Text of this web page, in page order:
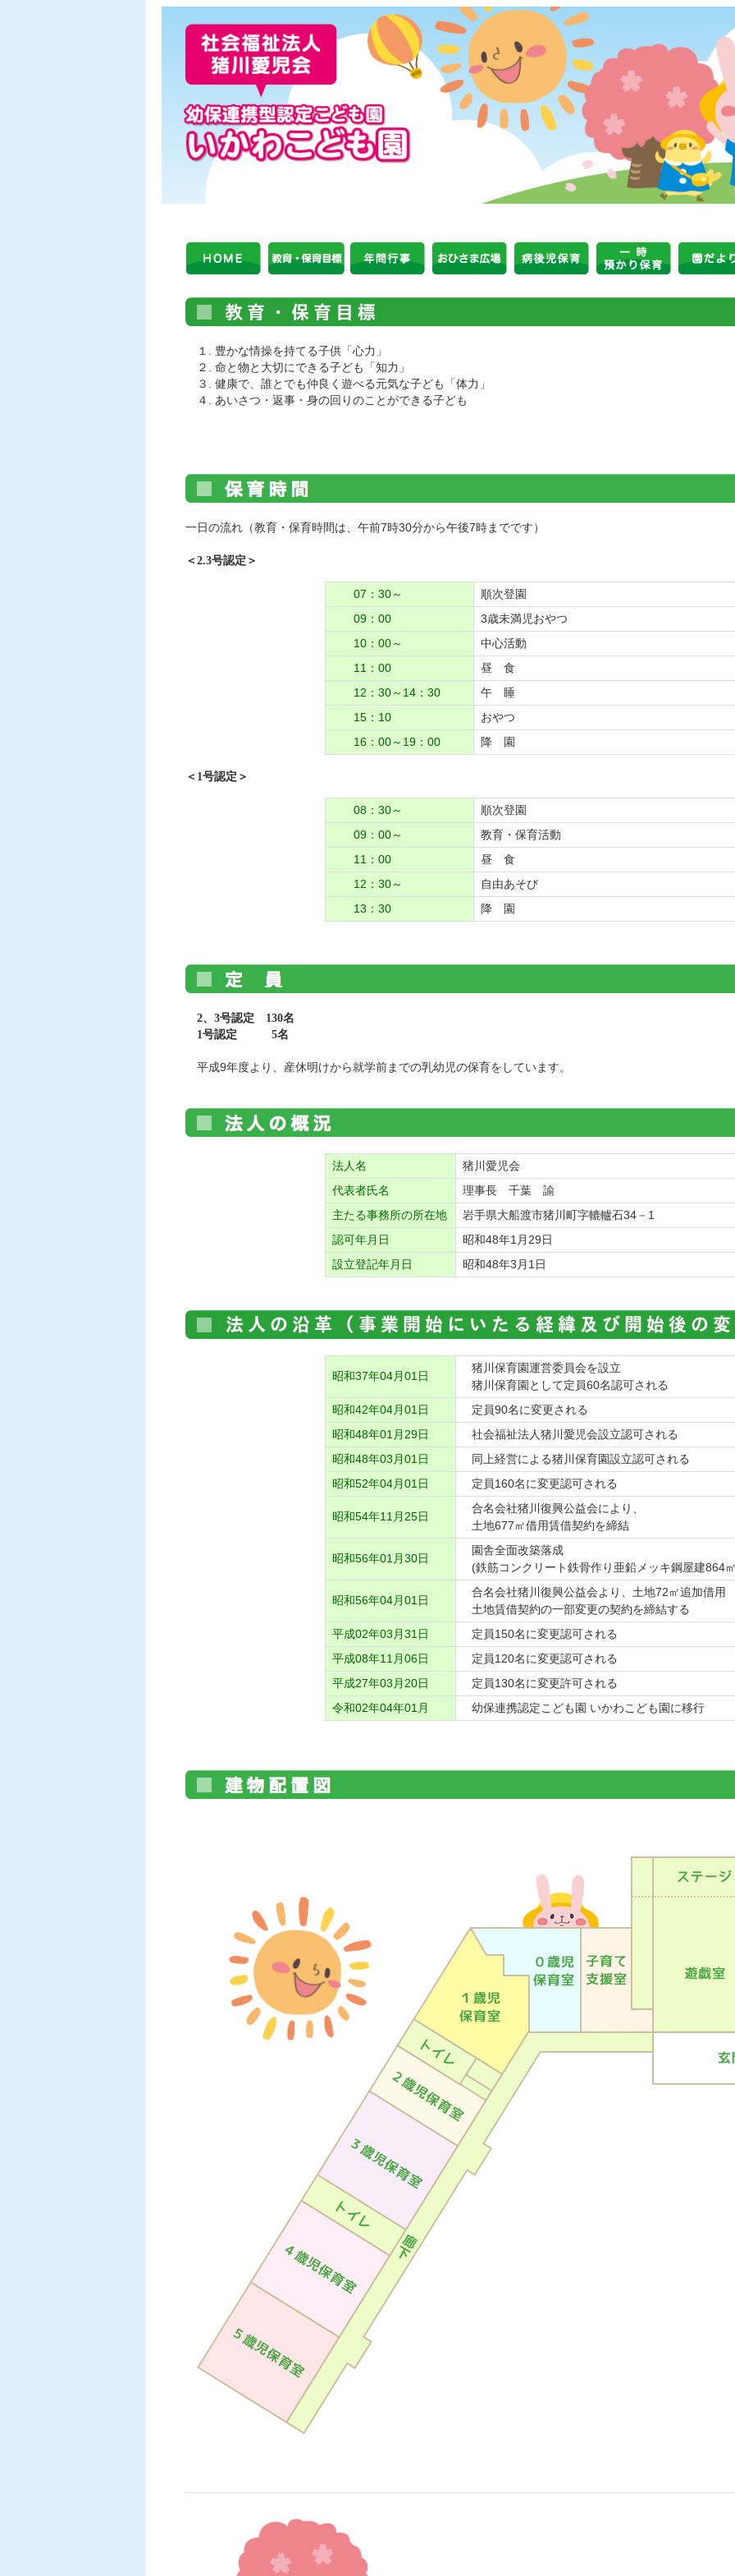
１. 豊かな情操を持てる子供「心力」
２. 命と物と大切にできる子ども「知力」
３. 健康で、誰とでも仲良く遊べる元気な子ども「体力」
４. あいさつ・返事・身の回りのことができる子ども
一日の流れ（教育・保育時間は、午前7時30分から午後7時までです）
＜2.3号認定＞
07：30～
順次登園
09：00
3歳未満児おやつ
10：00～
中心活動
11：00
昼 食
12：30～14：30
午 睡
15：10
おやつ
16：00～19：00
降 園
＜1号認定＞
08：30～
順次登園
09：00～
教育・保育活動
11：00
昼 食
12：30～
自由あそび
13：30
降 園
2、3号認定 130名
1号認定 5名
平成9年度より、産休明けから就学前までの乳幼児の保育をしています。
法人名
猪川愛児会
代表者氏名
理事長 千葉 諭
主たる事務所の所在地
岩手県大船渡市猪川町字轆轤石34－1
認可年月日
昭和48年1月29日
設立登記年月日
昭和48年3月1日
昭和37年04月01日
猪川保育園運営委員会を設立
猪川保育園として定員60名認可される
昭和42年04月01日
定員90名に変更される
昭和48年01月29日
社会福祉法人猪川愛児会設立認可される
昭和48年03月01日
同上経営による猪川保育園設立認可される
昭和52年04月01日
定員160名に変更認可される
昭和54年11月25日
合名会社猪川復興公益会により、
土地677㎡借用賃借契約を締結
昭和56年01月30日
園舎全面改築落成
(鉄筋コンクリート鉄骨作り亜鉛メッキ鋼屋建864
昭和56年04月01日
合名会社猪川復興公益会より、土地72㎡追加借用
土地賃借契約の一部変更の契約を締結する
平成02年03月31日
定員150名に変更認可される
平成08年11月06日
定員120名に変更認可される
平成27年03月20日
定員130名に変更許可される
令和02年04年01月
幼保連携認定こども園 いかわこども園に移行